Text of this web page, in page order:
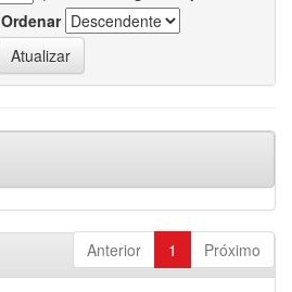
Ordenar
Anterior 1 Próximo